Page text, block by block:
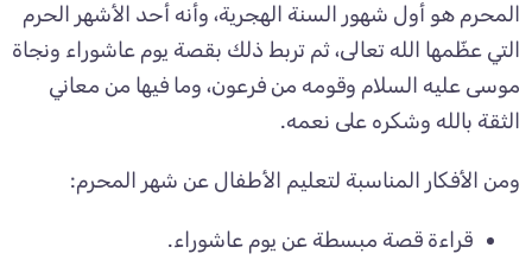
المحرم هو أول شهور السنة الهجرية، وأنه أحد الأشهر الحرم
التي عظّمها الله تعالى، ثم تربط ذلك بقصة يوم عاشوراء ونجاة
موسى عليه السلام وقومه من فرعون، وما فيها من معاني
الثقة بالله وشكره على نعمه.
ومن الأفكار المناسبة لتعليم الأطفال عن شهر المحرم:
قراءة قصة مبسطة عن يوم عاشوراء.